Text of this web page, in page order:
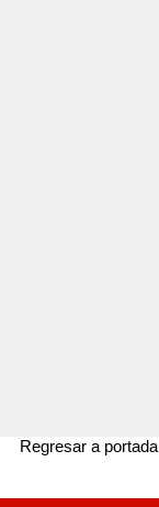
Regresar a portada